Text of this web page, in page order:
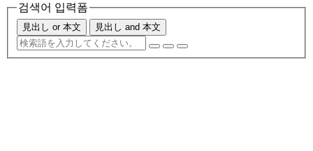
검색어 입력폼
見出し or 本文 見出し and 本文